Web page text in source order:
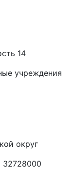
14
учреждения
округ